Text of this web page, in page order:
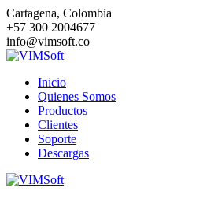
Saltar
al
contenido
Cartagena, Colombia
+57 300 2004677
info@vimsoft.co
Inicio
Quienes Somos
Productos
Clientes
Soporte
Descargas